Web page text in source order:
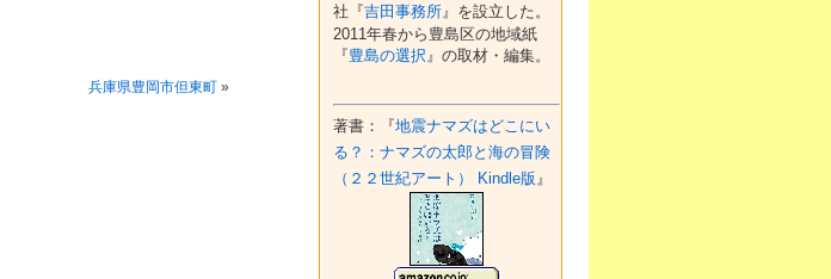
兵庫県豊岡市但東町»
社『吉田事務所』を設立した。
2011年春から豊島区の地域紙
『豊島の選択』の取材・編集。
著書：『地震ナマズはどこにい
る？：ナマズの太郎と海の冒険
（２２世紀アート） Kindle版』